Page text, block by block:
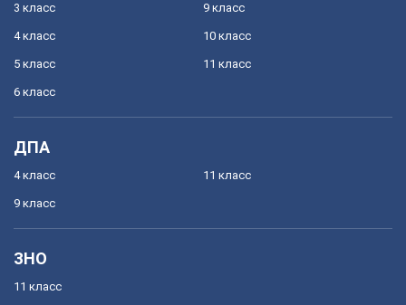
3 класс
4 класс
5 класс
6 класс
9 класс
10 класс
11 класс
ДПА
4 класс
9 класс
11 класс
ЗНО
11 класс